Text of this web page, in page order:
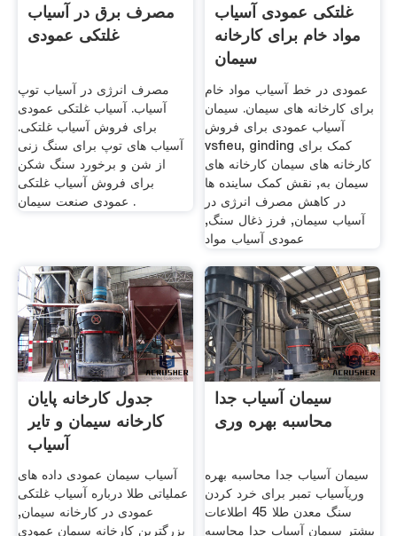
مصرف برق در آسیاب
غلتکی عمودی
مصرف انرژی در آسیاب توپ
آسیاب. آسیاب غلتکی عمودی
برای فروش آسیاب غلتکی.
آسیاب های توپ برای سنگ زنی
از شن و برخورد سنگ شکن
برای فروش آسیاب غلتکی
عمودی صنعت سیمان .
غلتکی عمودی آسیاب
مواد خام برای کارخانه
سیمان
عمودی در خط آسیاب مواد خام
برای کارخانه های سیمان. سیمان
آسیاب عمودی برای فروش
vsfieu, ginding کمک برای
کارخانه های سیمان کارخانه های
سیمان به, نقش کمک ساینده ها
در کاهش مصرف انرژی در
آسیاب سیمان, فرز ذغال سنگ,
عمودی آسیاب مواد
جدول کارخانه پایان
کارخانه سیمان و تایر
آسیاب
آسیاب سیمان عمودی داده های
عملیاتی طلا درباره آسیاب غلتکی
عمودی در کارخانه سیمان,
بزرگترین کارخانه سیمان عمودی
سیمان آسیاب جدا
محاسبه بهره وری
سیمان آسیاب جدا محاسبه بهره
وریآسیاب تمبر برای خرد کردن
سنگ معدن طلا 45 اطلاعات
بیشتر سیمان آسیاب جدا محاسبه